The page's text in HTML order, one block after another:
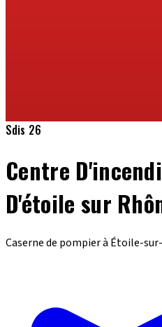
Sdis 26
Centre
D'étoile sur
Caserne de pompier à Étoile-